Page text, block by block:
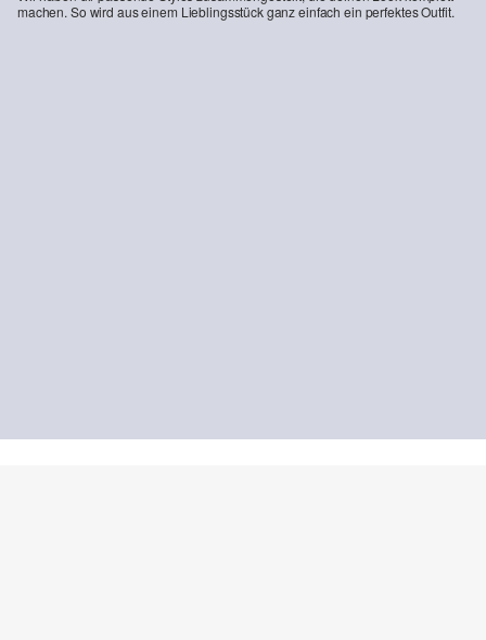
machen. So wird aus einem Lieblingsstück ganz einfach ein perfektes Outfit.